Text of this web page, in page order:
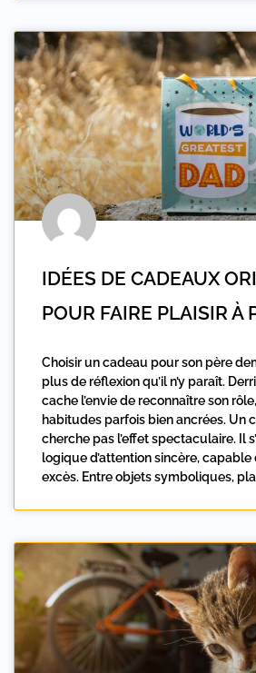
IDÉES DE CADEAUX
POUR FAIRE PLAISIR À
Choisir un cadeau pour son père
plus de réflexion qu’il n’y paraît.
cache l’envie de reconnaître son
habitudes parfois bien ancrées. Un
cherche pas l’effet spectaculaire. Il
logique d’attention sincère,
excès. Entre objets symboliques,